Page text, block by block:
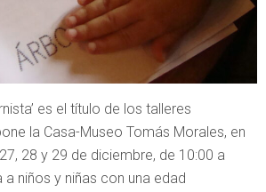
es el título de los talleres
la Casa-Museo Tomás Morales, en
28 y 29 de diciembre, de 10:00 a
a niños y niñas con una edad